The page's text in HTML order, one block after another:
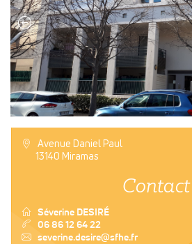
a
Avenue Daniel Paul
13140 Miramas
Contact
T Séverine DESIRÉ
v 06 86 12 64 22
a severine.desire@sfhe.fr